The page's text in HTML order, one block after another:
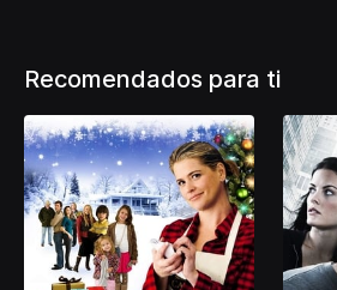
Recomendados para ti